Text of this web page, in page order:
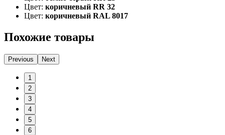
Цвет: коричневый RR 32
Цвет: коричневый RAL 8017
Похожие товары
Previous Next
1
2
3
4
5
6